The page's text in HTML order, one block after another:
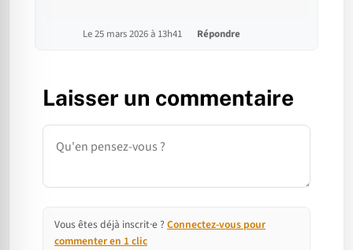
Le 25 mars 2026 à 13h41 Répondre
Laisser un commentaire
Commentaire
Vous êtes déjà inscrit·e ? Connectez-vous pour
commenter en 1 clic